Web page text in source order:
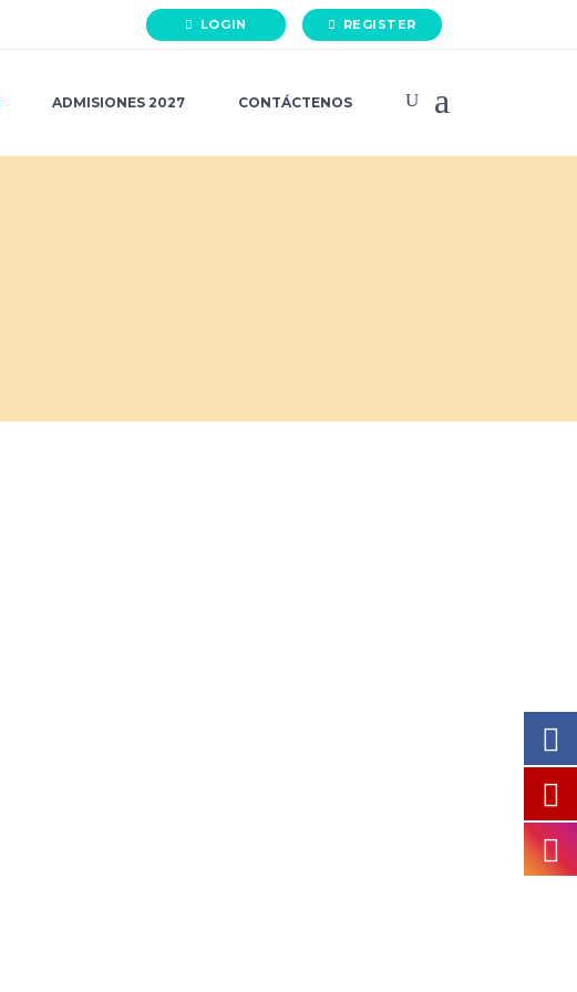
LOGIN REGISTER
ADMISIONES 2027 CONTÁCTENOS